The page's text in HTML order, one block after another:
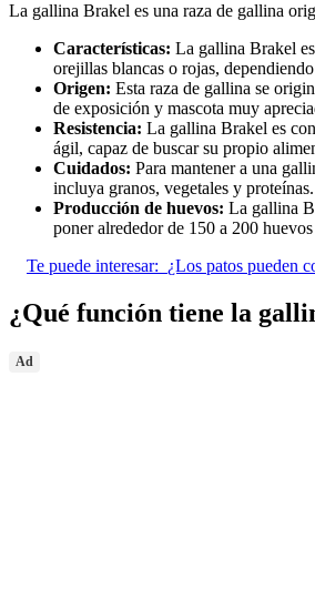
La gallina Brakel es una raza de gallina
Características: La gallina Brakel
orejillas blancas o rojas,
Origen: Esta raza de gallina se
de exposición y mascota muy
Resistencia: La gallina Brakel es
ágil, capaz de buscar su propio
Cuidados: Para mantener a una
incluya granos, vegetales y
Producción de huevos: La gallina
poner alrededor de 150 a 200
Te puede interesar: ¿Los patos pueden
¿Qué función tiene la
Ad